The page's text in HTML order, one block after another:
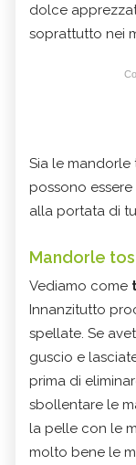
dolce
soprattutto nei
Sia le
possono essere
alla portata di
Mandorle
Vediamo come
Innanzitutto
spellate. Se
guscio e
prima di
sbollentare le
la pelle con le
molto bene le